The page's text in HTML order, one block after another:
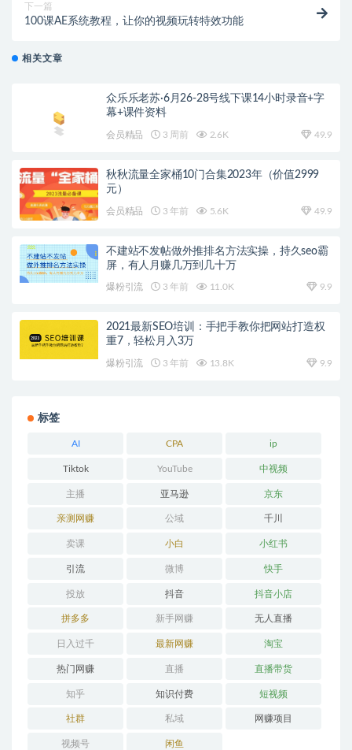
下一篇
100课AE系统教程，让你的视频玩转特效功能
相关文章
众乐乐老苏·6月26-28号线下课14小时录音+字
幕+课件资料
会员精品 3 周前 2.6K 49.9
秋秋流量全家桶10门合集2023年（价值2999
元）
会员精品 3 年前 5.6K 49.9
不建站不发帖做外推排名方法实操，持久seo霸
屏，有人月赚几万到几十万
爆粉引流 3 年前 11.0K 9.9
2021最新SEO培训：手把手教你把网站打造权
重7，轻松月入3万
爆粉引流 3 年前 13.8K 9.9
标签
AI CPA ip
Tiktok YouTube 中视频
主播 亚马逊 京东
亲测网赚 公域 千川
卖课 小白 小红书
引流 微博 快手
投放 抖音 抖音小店
拼多多 新手网赚 无人直播
日入过千 最新网赚 淘宝
热门网赚 直播 直播带货
知乎 知识付费 短视频
社群 私域 网赚项目
视频号 闲鱼